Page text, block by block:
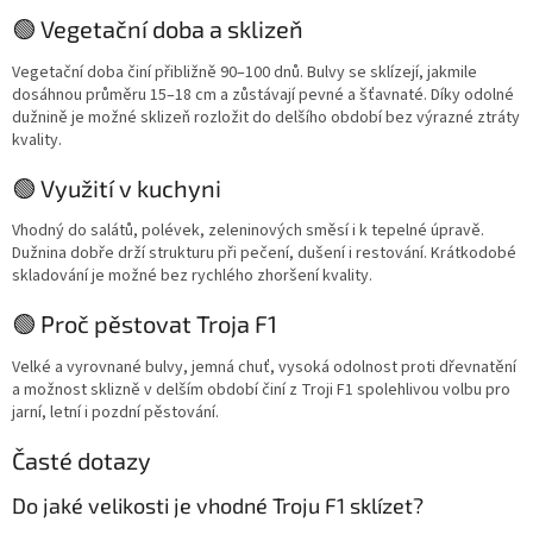
🟢 Vegetační doba a sklizeň
Vegetační doba činí přibližně 90–100 dnů. Bulvy se sklízejí, jakmile
dosáhnou průměru 15–18 cm a zůstávají pevné a šťavnaté. Díky odolné
dužnině je možné sklizeň rozložit do delšího období bez výrazné ztráty
kvality.
🟢 Využití v kuchyni
Vhodný do salátů, polévek, zeleninových směsí i k tepelné úpravě.
Dužnina dobře drží strukturu při pečení, dušení i restování. Krátkodobé
skladování je možné bez rychlého zhoršení kvality.
🟢 Proč pěstovat Troja F1
Velké a vyrovnané bulvy, jemná chuť, vysoká odolnost proti dřevnatění
a možnost sklizně v delším období činí z Troji F1 spolehlivou volbu pro
jarní, letní i pozdní pěstování.
Časté dotazy
Do jaké velikosti je vhodné Troju F1 sklízet?